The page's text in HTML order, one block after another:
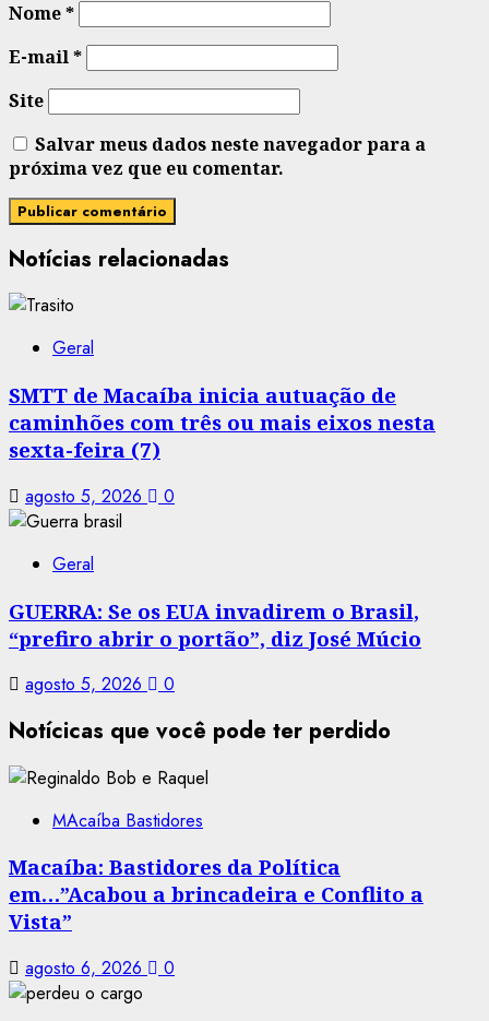
Nome*
E-mail*
Site
Salvar meus dados neste navegador para a
próxima vez que eu comentar.
Notícias relacionadas
Geral
SMTT de Macaíba inicia autuação de
caminhões com três ou mais eixos nesta
sexta-feira (7)
agosto 5, 2026 0
Geral
GUERRA: Se os EUA invadirem o Brasil,
“prefiro abrir o portão”, diz José Múcio
agosto 5, 2026 0
Notícicas que você pode ter perdido
MAcaíba Bastidores
Macaíba: Bastidores da Política
em…”Acabou a brincadeira e Conflito a
Vista”
agosto 6, 2026 0